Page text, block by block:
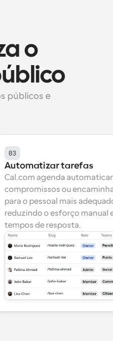
o
públicos e
03
Automatizar tarefas
Cal.com agenda
compromissos ou
para o pessoal mais
reduzindo o esforço manual
tempos de resposta.